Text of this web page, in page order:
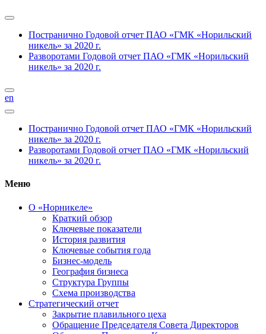
Постранично Годовой отчет ПАО «ГМК «Норильский
никель» за 2020 г.
Разворотами Годовой отчет ПАО «ГМК «Норильский
никель» за 2020 г.
en
Постранично Годовой отчет ПАО «ГМК «Норильский
никель» за 2020 г.
Разворотами Годовой отчет ПАО «ГМК «Норильский
никель» за 2020 г.
Меню
О «Норникеле»
Краткий обзор
Ключевые показатели
История развития
Ключевые события года
Бизнес-модель
География бизнеса
Структура Группы
Схема производства
Стратегический отчет
Закрытие плавильного цеха
Обращение Председателя Совета Директоров